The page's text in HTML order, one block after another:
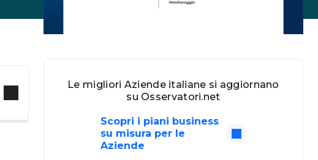
Le migliori Aziende italiane si aggiornano
su Osservatori.net
Scopri i piani business
su misura per le
Aziende